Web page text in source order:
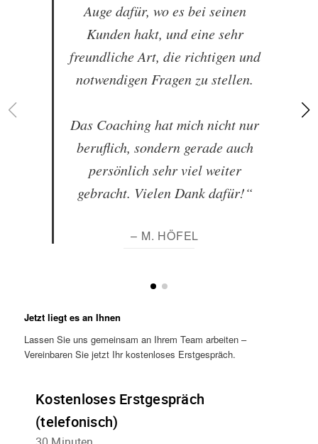
Auge dafür, wo es bei seinen
Kunden hakt, und eine sehr
freundliche Art, die richtigen und
notwendigen Fragen zu stellen.
Das Coaching hat mich nicht nur
beruflich, sondern gerade auch
persönlich sehr viel weiter
gebracht. Vielen Dank dafür!“
– M. HÖFEL
Jetzt liegt es an Ihnen
Lassen Sie uns gemeinsam an Ihrem Team arbeiten –
Vereinbaren Sie jetzt Ihr kostenloses Erstgespräch.